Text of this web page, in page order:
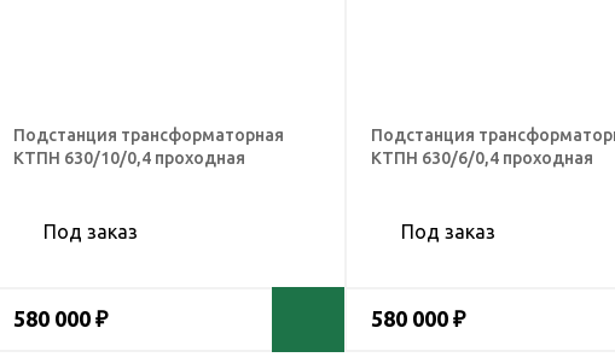
Подстанция трансформаторная
КТПН 630/10/0,4 проходная
Под заказ
580 000 ₽
Подстанция
КТПН 630/6/0,4 проходная
Под заказ
580 000 ₽